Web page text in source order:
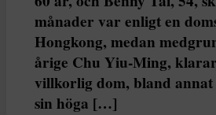
månader var enligt en
Hongkong, medan
årige Chu Yiu-Ming,
villkorlig dom, bland
sin höga […]